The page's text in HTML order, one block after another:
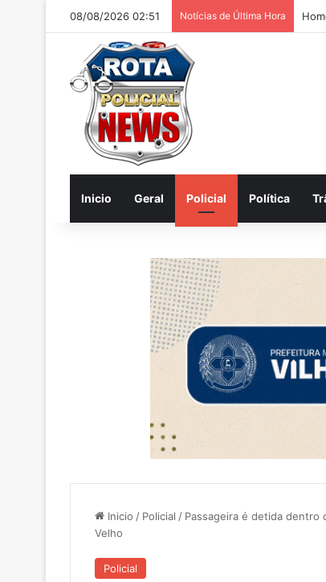
08/08/2026 02:51 Notícias de Última Hora
Inicio Geral Policial Política
Inicio / Policial / Passageira é detida dentro
Velho
Policial